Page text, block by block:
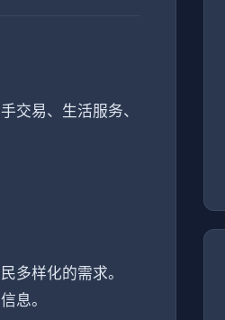
交易、生活服务、
多样化的需求。
息。